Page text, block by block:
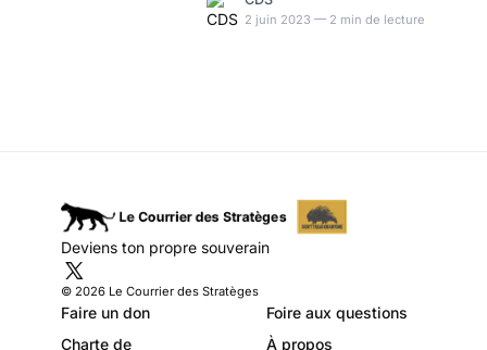
lectorat aisé. C’est le cas du
2 juin 2023 — 2 min de lecture
Deviens ton propre souverain
© 2026 Le Courrier des Stratèges
Faire un don
Foire aux questions
Charte de
À propos